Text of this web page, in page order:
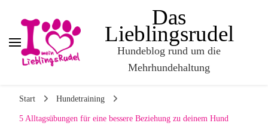
Das
Lieblingsrudel
Hundeblog rund um die
Mehrhundehaltung
Start Hundetraining
5 Alltagsübungen für eine bessere Beziehung zu deinem Hund